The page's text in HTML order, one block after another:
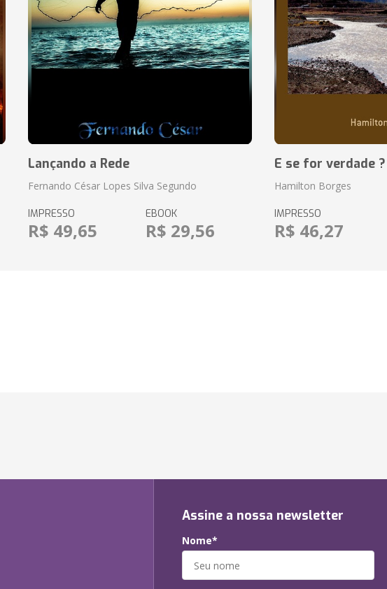
Lançando a Rede
Fernando César Lopes Silva Segundo
IMPRESSO
R$ 49,65
EBOOK
R$ 29,56
E se for verdade ?
Hamilton Borges
IMPRESSO
R$ 46,27
Assine a nossa newsletter
Nome*